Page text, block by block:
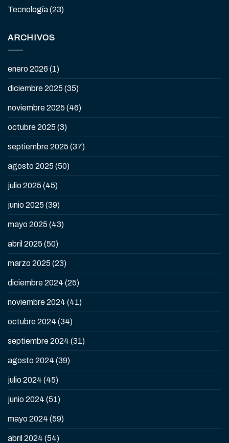
Tecnología(23)
ARCHIVOS
enero 2026 (1)
diciembre 2025 (35)
noviembre 2025 (46)
octubre 2025 (3)
septiembre 2025 (37)
agosto 2025 (50)
julio 2025 (45)
junio 2025 (39)
mayo 2025 (43)
abril 2025 (50)
marzo 2025 (23)
diciembre 2024 (25)
noviembre 2024 (41)
octubre 2024 (34)
septiembre 2024 (31)
agosto 2024 (39)
julio 2024 (45)
junio 2024 (51)
mayo 2024 (59)
abril 2024 (54)